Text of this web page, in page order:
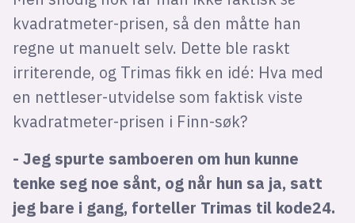
kvadratmeter-prisen, så den måtte han
regne ut manuelt selv. Dette ble raskt
irriterende, og Trimas fikk en idé: Hva med
en nettleser-utvidelse som faktisk viste
kvadratmeter-prisen i Finn-søk?
- Jeg spurte samboeren om hun kunne
tenke seg noe sånt, og når hun sa ja, satt
jeg bare i gang, forteller Trimas til kode24.